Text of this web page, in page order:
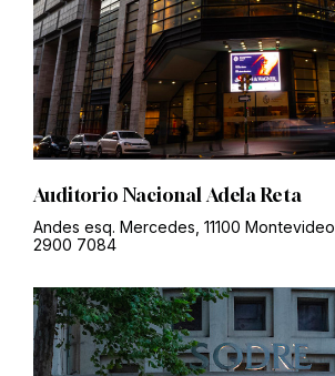
Auditorio Nacional Adela Reta
Andes esq. Mercedes, 11100 Montevideo
2900 7084